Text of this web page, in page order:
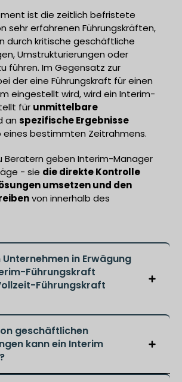
ist die zeitlich befristete
sehr erfahrenen Führungskräften,
durch kritische geschäftliche
Umstrukturierungen oder
führen. Im Gegensatz zur
der eine Führungskraft für einen
eingestellt wird, wird ein Interim-
für unmittelbare
an spezifische Ergebnisse
eines bestimmten Zeitrahmens.
Beratern geben Interim-Manager
- sie die direkte Kontrolle
umsetzen und den
von innerhalb des
in Erwägung
Führungskraft
Führungskraft
geschäftlichen
kann ein Interim